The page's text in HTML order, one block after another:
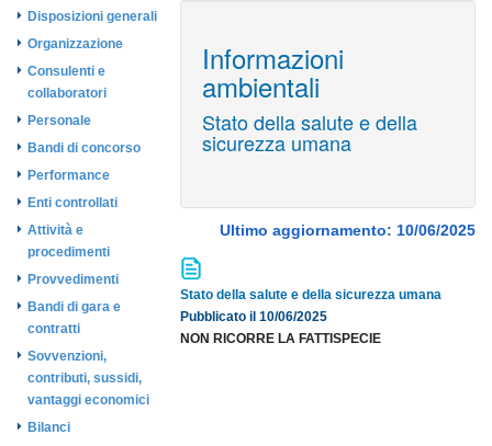
Disposizioni generali
Organizzazione
Consulenti e
collaboratori
Personale
Bandi di concorso
Performance
Enti controllati
Attività e
procedimenti
Provvedimenti
Bandi di gara e
contratti
Sovvenzioni,
contributi, sussidi,
vantaggi economici
Bilanci
Informazioni
ambientali
Stato della salute e della
sicurezza umana
Ultimo aggiornamento: 10/06/2025
Stato della salute e della sicurezza umana
Pubblicato il 10/06/2025
NON RICORRE LA FATTISPECIE